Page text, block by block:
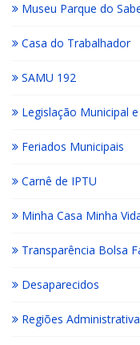
Museu Parque do
Casa do Trabalhador
SAMU 192
Legislação Municipal
Feriados Municipais
Carnê de IPTU
Minha Casa Minha
Transparência Bolsa
Desaparecidos
Regiões